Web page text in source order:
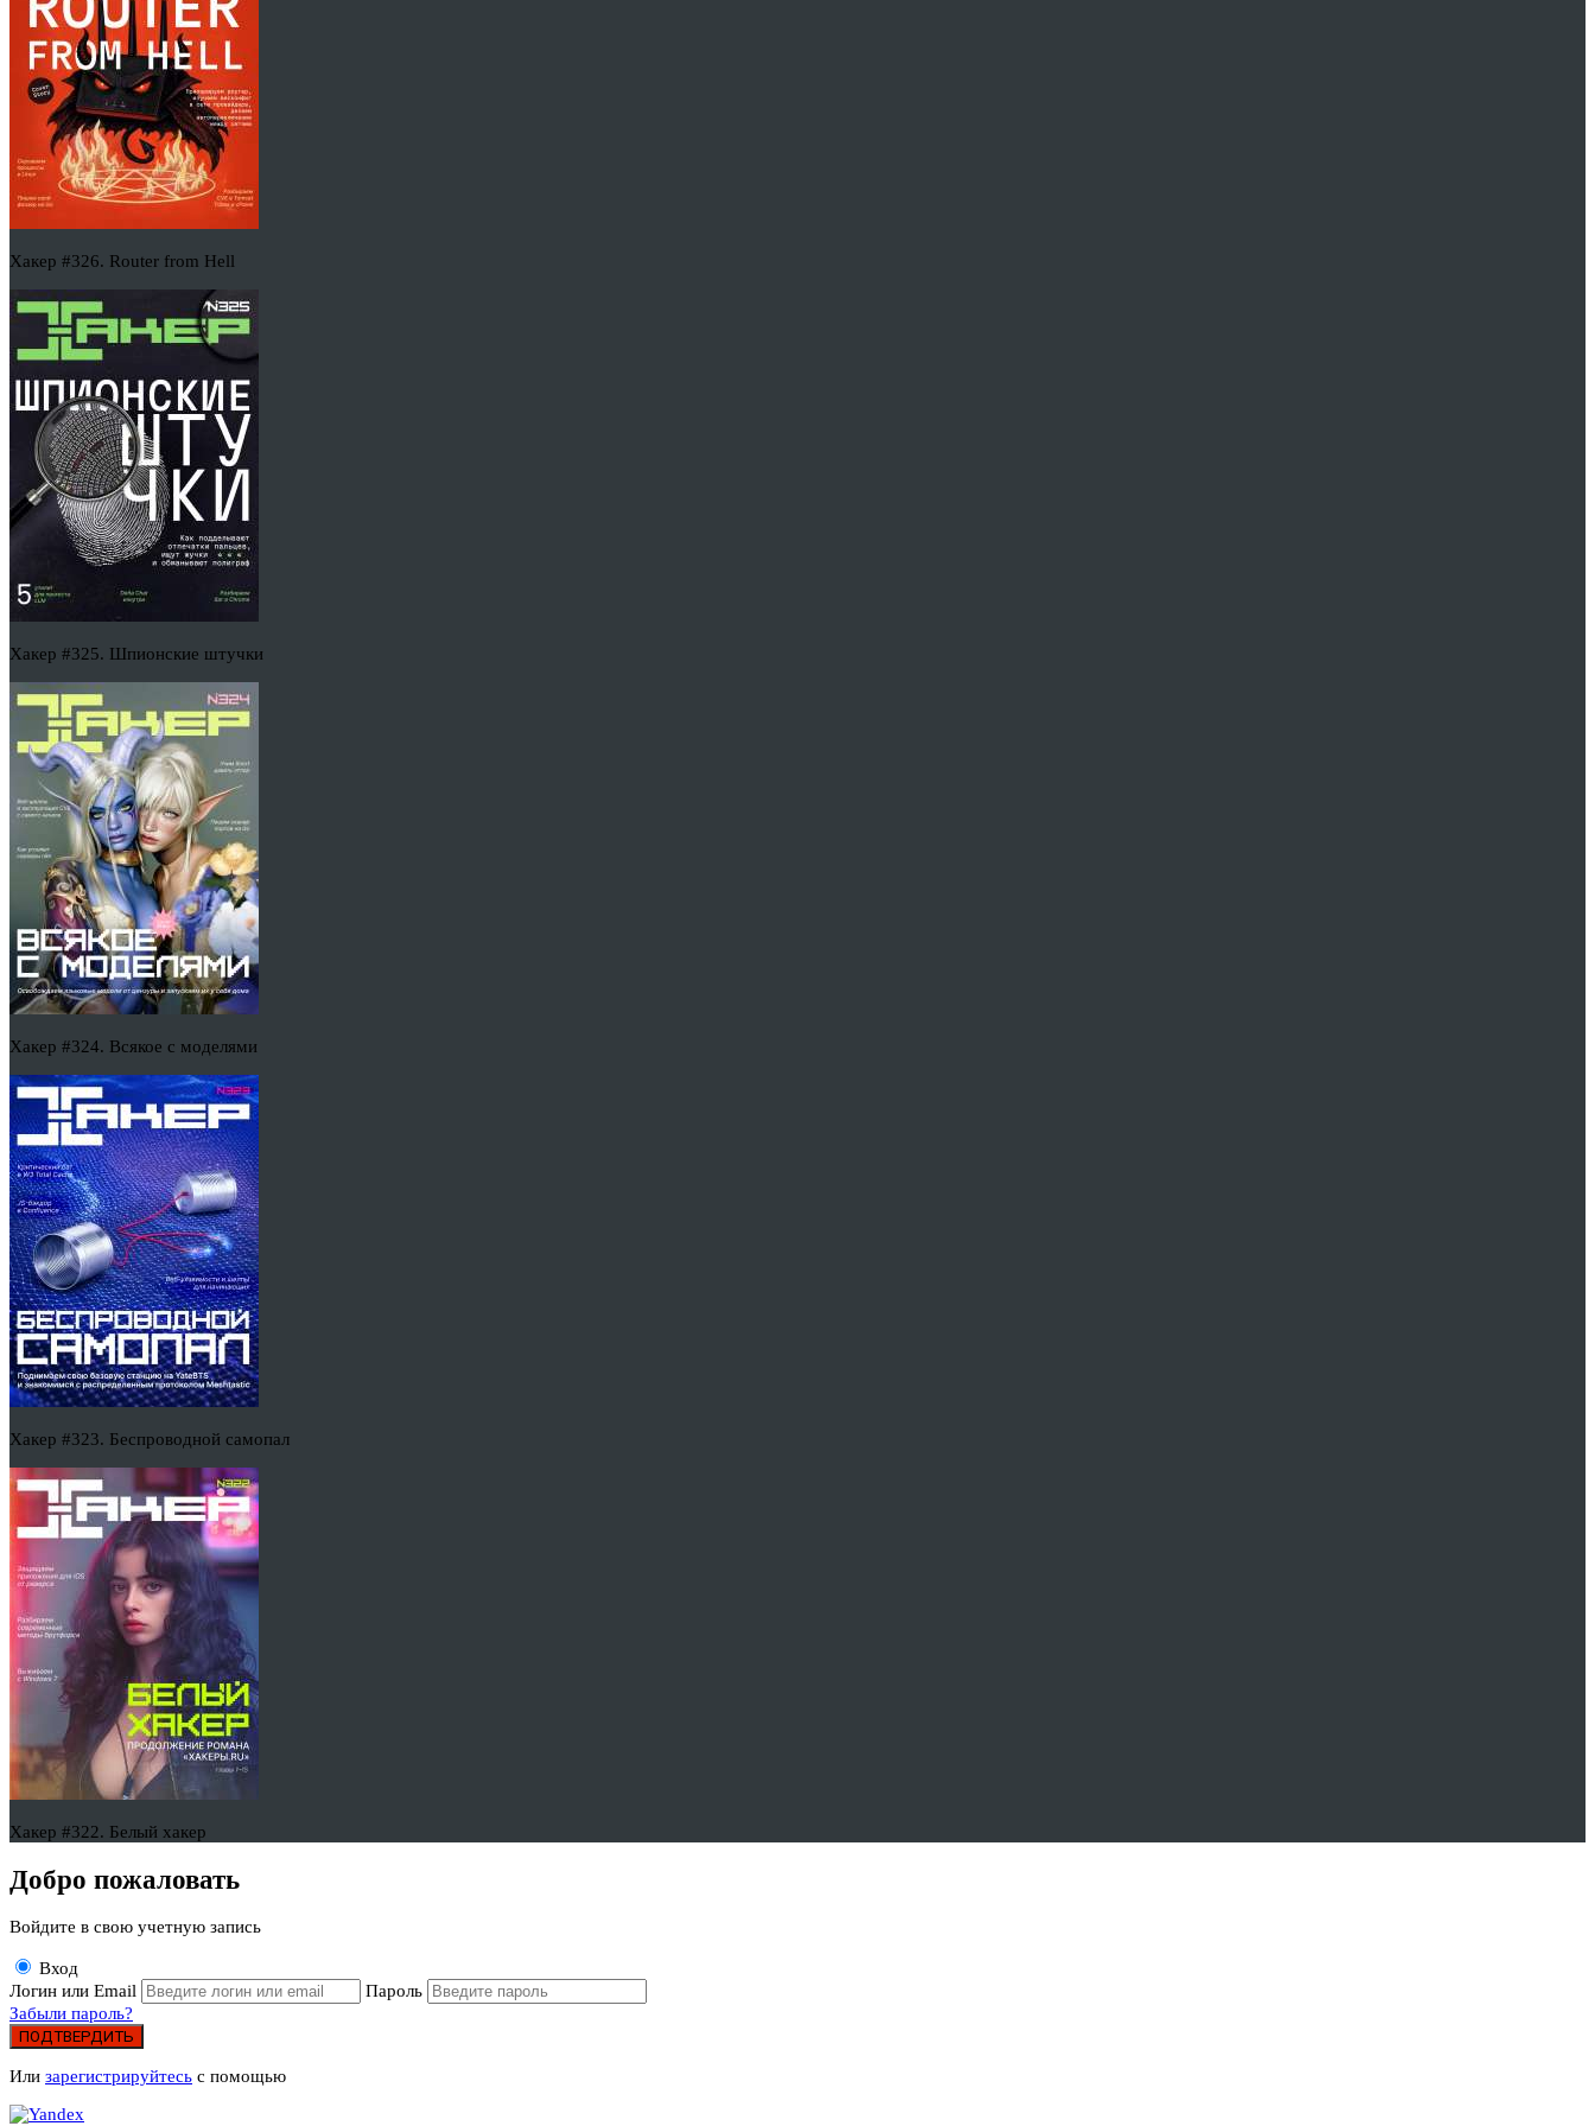
Хакер #326. Router from Hell
Хакер #325. Шпионские штучки
Хакер #324. Всякое с моделями
Хакер #323. Беспроводной самопал
Хакер #322. Белый хакер
Добро пожаловать
Войдите в свою учетную запись
Вход
Логин или Email
Пароль
Забыли пароль?
ПОДТВЕРДИТЬ
Или зарегистрируйтесь с помощью